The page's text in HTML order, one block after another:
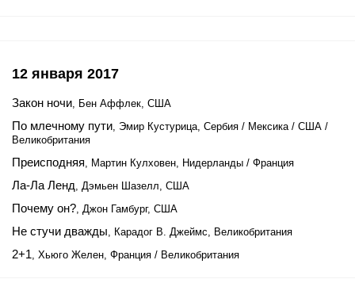
12 января 2017
Закон ночи, Бен Аффлек, США
По млечному пути, Эмир Кустурица, Сербия / Мексика / США /
Великобритания
Преисподняя, Мартин Кулховен, Нидерланды / Франция
Ла-Ла Ленд, Дэмьен Шазелл, США
Почему он?, Джон Гамбург, США
Не стучи дважды, Карадог В. Джеймс, Великобритания
2+1, Хьюго Желен, Франция / Великобритания